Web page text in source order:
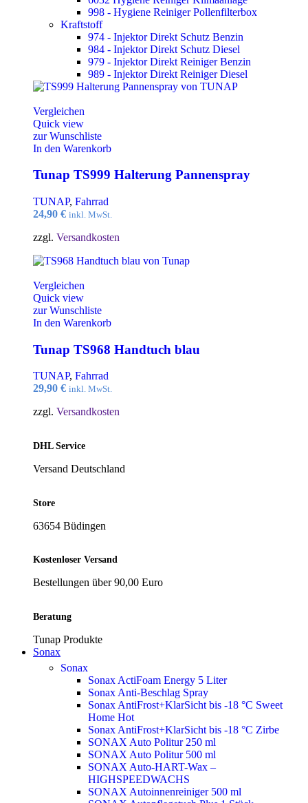
998 - Hygiene Reiniger Pollenfilterbox
Kraftstoff
974 - Injektor Direkt Schutz Benzin
984 - Injektor Direkt Schutz Diesel
979 - Injektor Direkt Reiniger Benzin
989 - Injektor Direkt Reiniger Diesel
Vergleichen
Quick view
zur Wunschliste
In den Warenkorb
Tunap TS999 Halterung Pannenspray
TUNAP, Fahrrad
24,90 € inkl. MwSt.
zzgl. Versandkosten
Vergleichen
Quick view
zur Wunschliste
In den Warenkorb
Tunap TS968 Handtuch blau
TUNAP, Fahrrad
29,90 € inkl. MwSt.
zzgl. Versandkosten
DHL Service
Versand Deutschland
Store
63654 Büdingen
Kostenloser Versand
Bestellungen über 90,00 Euro
Beratung
Tunap Produkte
Sonax
Sonax
Sonax ActiFoam Energy 5 Liter
Sonax Anti-Beschlag Spray
Sonax AntiFrost+KlarSicht bis -18 °C Sweet
Home Hot
Sonax AntiFrost+KlarSicht bis -18 °C Zirbe
SONAX Auto Politur 250 ml
SONAX Auto Politur 500 ml
SONAX Auto-HART-Wax –
HIGHSPEEDWACHS
SONAX Autoinnenreiniger 500 ml